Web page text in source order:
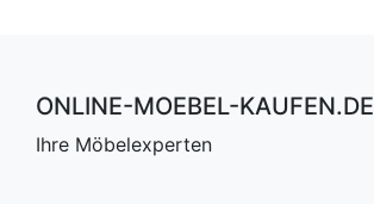
ONLINE-MOEBEL-KAUFEN.DE
Ihre Möbelexperten